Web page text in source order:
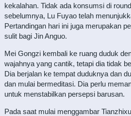
kekalahan. Tidak ada konsumsi di
sebelumnya, Lu Fuyao telah
Pertandingan hari ini juga merupakan
sulit bagi Jin Anguo.
Mei Gongzi kembali ke ruang duduk
wajahnya yang cantik, tetapi dia tidak
Dia berjalan ke tempat duduknya dan
dan mulai bermeditasi. Dia perlu
untuk menstabilkan persepsi barusan.
Pada saat mulai menggambar